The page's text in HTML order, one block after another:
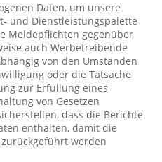
Daten, um unsere
und Dienstleistungspalette
Meldepflichten gegenüber
auch Werbetreibende
von den Umständen
oder die Tatsache
zur Erfüllung eines
von Gesetzen
dass die Berichte
enthalten, damit die
werden